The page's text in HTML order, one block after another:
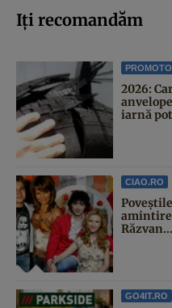
Iți recomandăm
2026:
iarnă
CIAO.RO
Răzvan...
GO4IT.RO